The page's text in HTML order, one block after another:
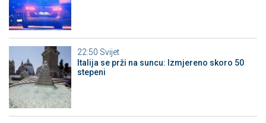
22:50 Svijet
Italija se prži na suncu: Izmjereno skoro 50
stepeni